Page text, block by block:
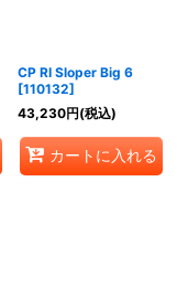
CP RI Sloper Big 6
[110132]
43,230円(税込)
カートに入れる